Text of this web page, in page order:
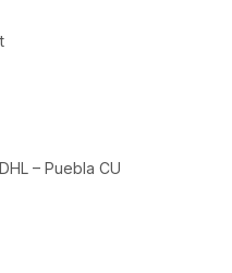
– Puebla CU